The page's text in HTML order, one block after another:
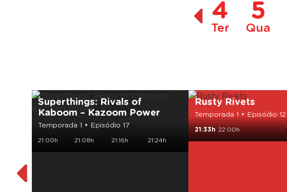
4
Ter
5
Qua
Superthings: Rivals of
Kaboom – Kazoom Power
Temporada 1 • Episódio 17
21:00h 21:08h 21:16h 21:24h
Rusty Rivets
Temporada 1 • Episódio 12
21:33h 22:00h